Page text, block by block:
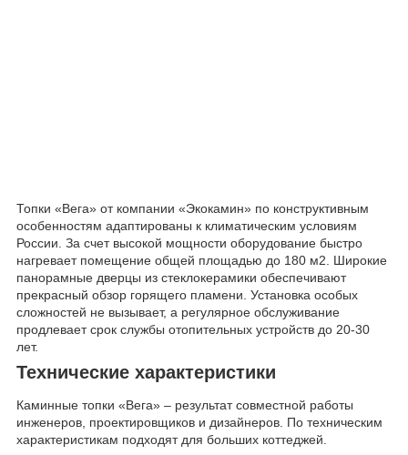
Топки «Вега» от компании «Экокамин» по конструктивным
особенностям адаптированы к климатическим условиям
России. За счет высокой мощности оборудование быстро
нагревает помещение общей площадью до 180 м2. Широкие
панорамные дверцы из стеклокерамики обеспечивают
прекрасный обзор горящего пламени. Установка особых
сложностей не вызывает, а регулярное обслуживание
продлевает срок службы отопительных устройств до 20-30
лет.
Технические характеристики
Каминные топки «Вега» – результат совместной работы
инженеров, проектировщиков и дизайнеров. По техническим
характеристикам подходят для больших коттеджей.